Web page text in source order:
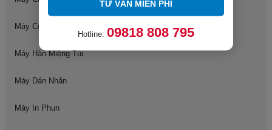
Máy Co Màng Sản Phẩm
Máy Hàn Miệng Túi
Máy Dán Nhãn
Máy In Phun
TƯ VẤN MIỄN PHÍ
Hotline: 09818 808 795